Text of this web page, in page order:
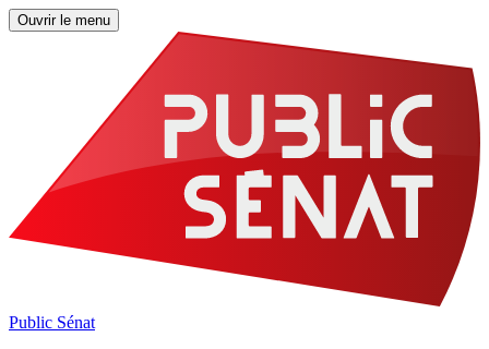
Ouvrir le menu
Public Sénat